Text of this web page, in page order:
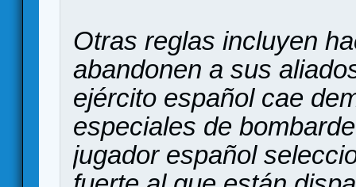
Otras reglas incluyen
abandonen a sus
ejército español cae
especiales de
jugador español